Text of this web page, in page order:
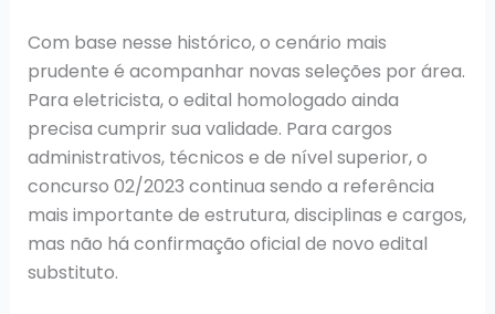
Com base nesse histórico, o cenário mais
prudente é acompanhar novas seleções por área.
Para eletricista, o edital homologado ainda
precisa cumprir sua validade. Para cargos
administrativos, técnicos e de nível superior, o
concurso 02/2023 continua sendo a referência
mais importante de estrutura, disciplinas e cargos,
mas não há confirmação oficial de novo edital
substituto.